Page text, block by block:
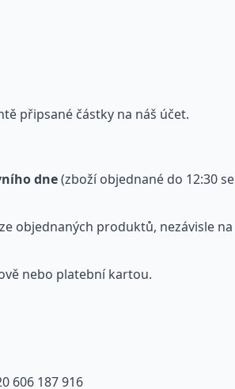
připsané částky na náš účet.
dne(zboží objednané do 12:30 se
objednaných produktů, nezávisle na
nebo platební kartou.
606 187 916